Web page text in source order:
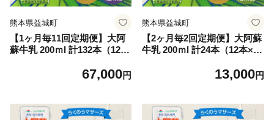
熊本県益城町
【1ヶ月毎11回定期便】大阿
蘇牛乳 200ｍl 計132本（12本
67,000円
熊本県益城町
【2ヶ月毎2回定期便】大阿蘇
牛乳 200ｍl 計24本（12本×2
13,000円